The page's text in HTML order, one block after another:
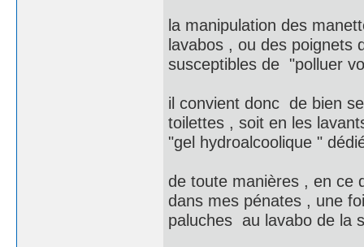
la manipulation des
lavabos , ou des
susceptibles de "polluer
il convient donc de bien
toilettes , soit en les
"gel hydroalcoolique "
de toute manières , en ce
dans mes pénates , une
paluches au lavabo de la